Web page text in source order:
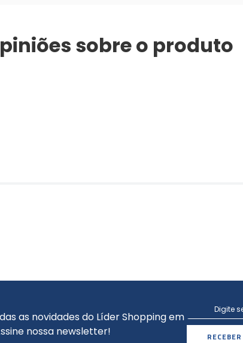
sobre o produto
as novidades do Líder Shopping em
nossa newsletter!